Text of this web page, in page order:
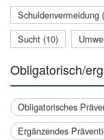
Schuldenvermeidung
Sucht (10)
Obligatorisch/
Obligatorisches
Ergänzendes